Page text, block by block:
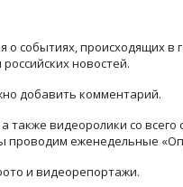
о событиях, происходящих
новостей.
добавить комментарий.
видеоролики со
проводим еженедельные
и видеорепортажи.